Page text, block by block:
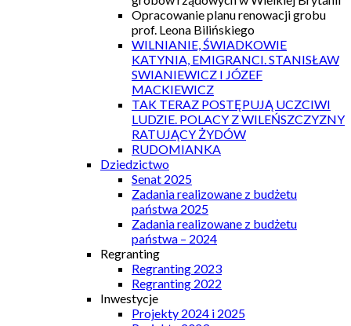
Opracowanie planu renowacji grobu
prof. Leona Bilińskiego
WILNIANIE, ŚWIADKOWIE
KATYNIA, EMIGRANCI. STANISŁAW
SWIANIEWICZ I JÓZEF
MACKIEWICZ
TAK TERAZ POSTĘPUJĄ UCZCIWI
LUDZIE. POLACY Z WILEŃSZCZYZNY
RATUJĄCY ŻYDÓW
RUDOMIANKA
Dziedzictwo
Senat 2025
Zadania realizowane z budżetu
państwa 2025
Zadania realizowane z budżetu
państwa – 2024
Regranting
Regranting 2023
Regranting 2022
Inwestycje
Projekty 2024 i 2025